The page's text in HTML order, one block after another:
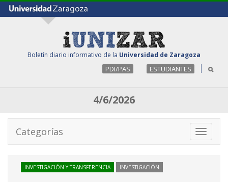
Boletín diario informativo de la Universidad de Zaragoza
PDI/PAS ESTUDIANTES
4/6/2026
Toggle
Categorías
INVESTIGACIÓN Y TRANSFERENCIA INVESTIGACIÓN